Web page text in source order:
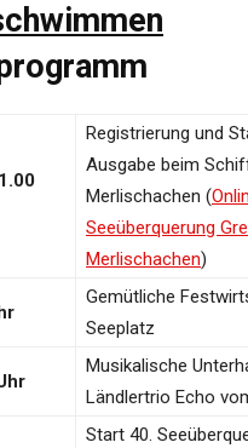
Registrierung und
Ausgabe beim
Merlischachen (
Seeüberquerung
Merlischachen)
Gemütliche
Seeplatz
Musikalische
Ländlertrio Echo
Start 40.